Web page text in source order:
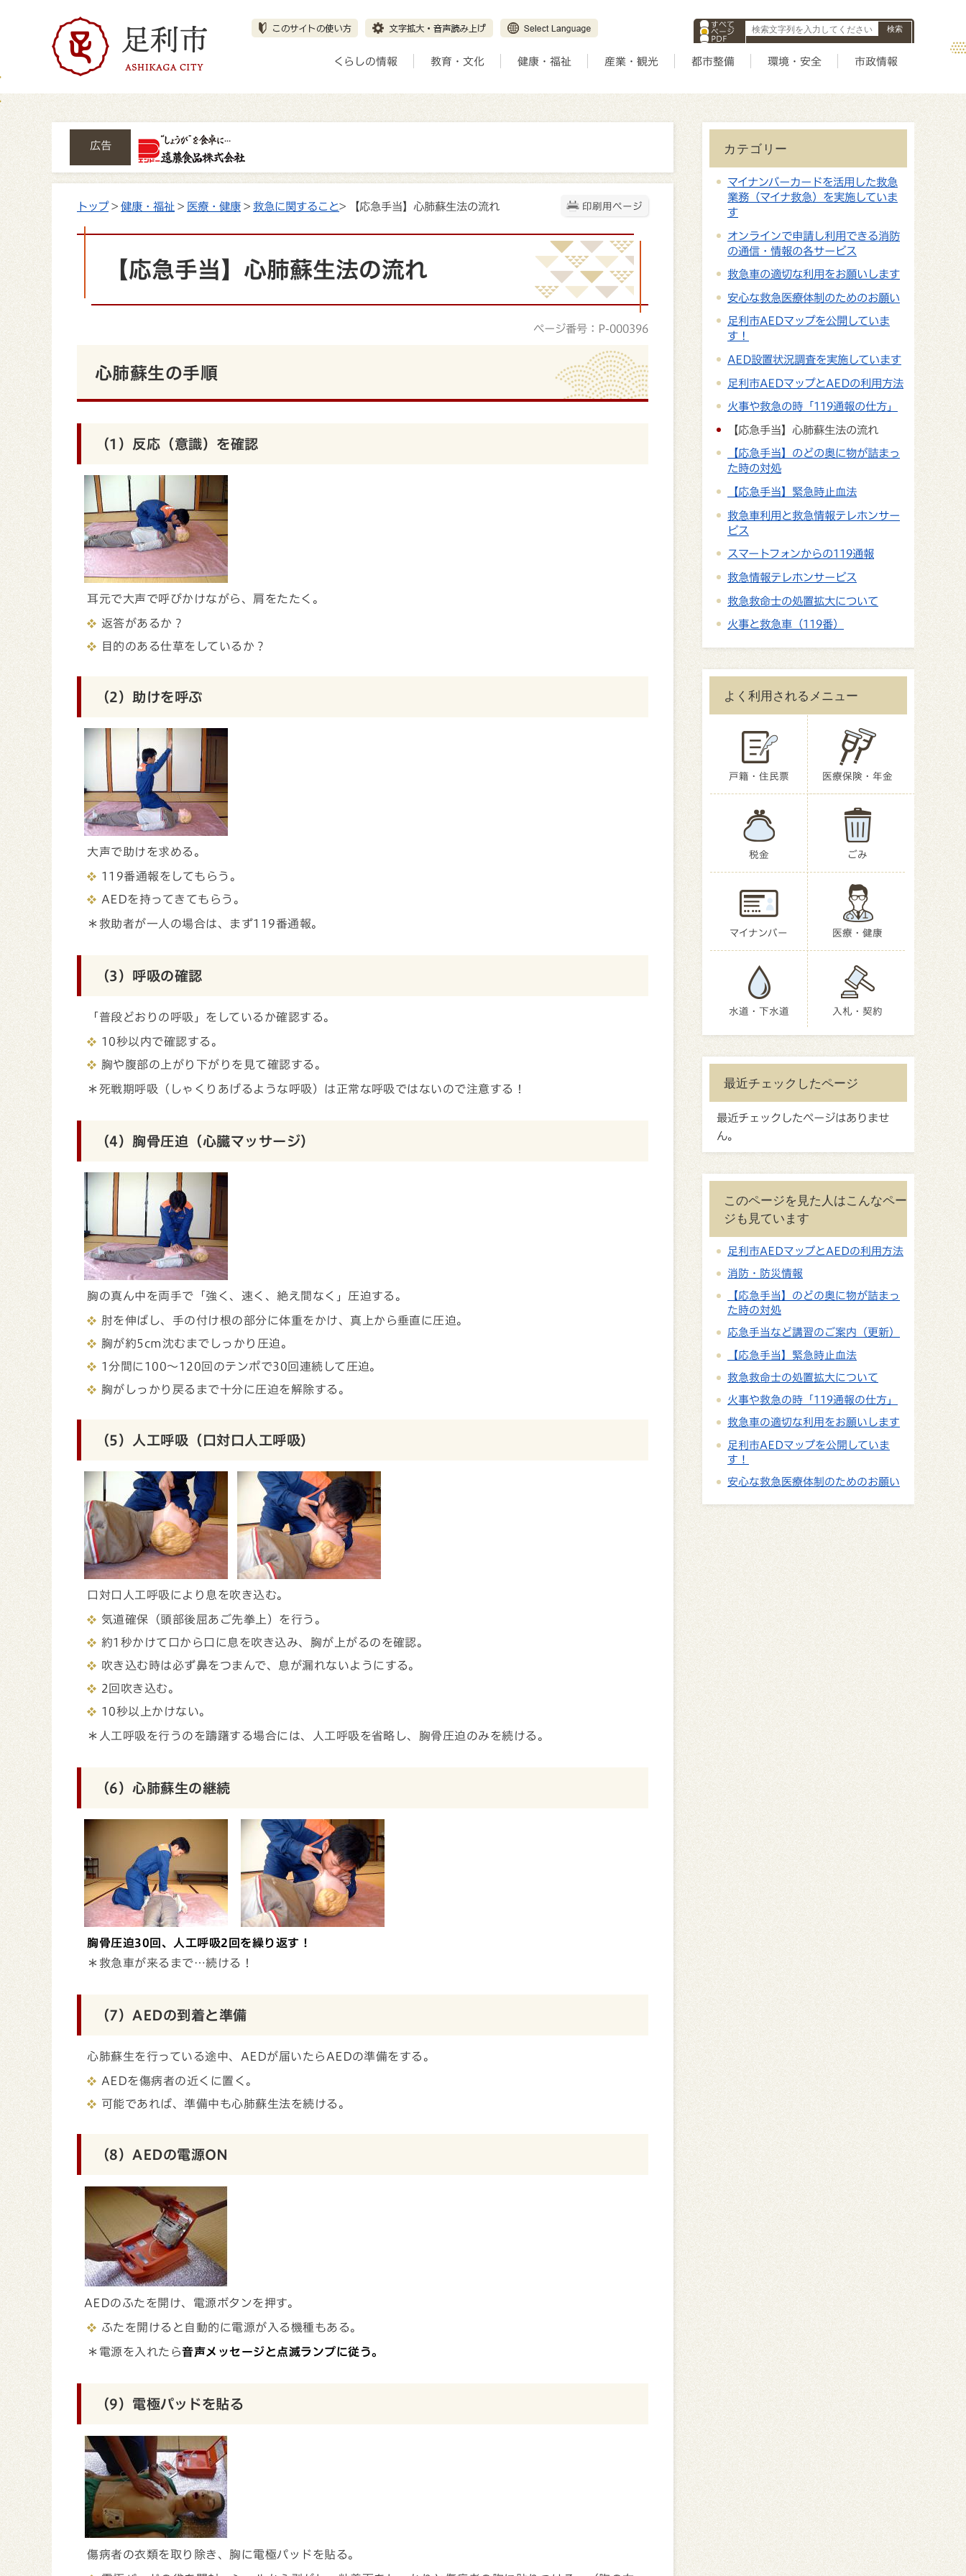
すべて
ページ
PDF
ID
くらしの情報 教育・文化 健康・福祉 産業・観光 都市整備 環境・安全 市政情報
広告
印刷用ページ
トップ> 健康・福祉 > 医療・健康 > 救急に関すること> 【応急手当】心肺蘇生法の流れ
【応急手当】心肺蘇生法の流れ
ページ番号：P-000396
心肺蘇生の手順
（1）反応（意識）を確認
耳元で大声で呼びかけながら、肩をたたく。
返答があるか？
目的のある仕草をしているか？
（2）助けを呼ぶ
大声で助けを求める。
119番通報をしてもらう。
AEDを持ってきてもらう。
＊救助者が一人の場合は、まず119番通報。
（3）呼吸の確認
「普段どおりの呼吸」をしているか確認する。
10秒以内で確認する。
胸や腹部の上がり下がりを見て確認する。
＊死戦期呼吸（しゃくりあげるような呼吸）は正常な呼吸ではないので注意する！
（4）胸骨圧迫（心臓マッサージ）
胸の真ん中を両手で「強く、速く、絶え間なく」圧迫する。
肘を伸ばし、手の付け根の部分に体重をかけ、真上から垂直に圧迫。
胸が約5cm沈むまでしっかり圧迫。
1分間に100～120回のテンポで30回連続して圧迫。
胸がしっかり戻るまで十分に圧迫を解除する。
（5）人工呼吸（口対口人工呼吸）
口対口人工呼吸により息を吹き込む。
気道確保（頭部後屈あご先拳上）を行う。
約1秒かけて口から口に息を吹き込み、胸が上がるのを確認。
吹き込む時は必ず鼻をつまんで、息が漏れないようにする。
2回吹き込む。
10秒以上かけない。
＊人工呼吸を行うのを躊躇する場合には、人工呼吸を省略し、胸骨圧迫のみを続ける。
（6）心肺蘇生の継続
胸骨圧迫30回、人工呼吸2回を繰り返す！
＊救急車が来るまで…続ける！
（7）AEDの到着と準備
心肺蘇生を行っている途中、AEDが届いたらAEDの準備をする。
AEDを傷病者の近くに置く。
可能であれば、準備中も心肺蘇生法を続ける。
（8）AEDの電源ON
AEDのふたを開け、電源ボタンを押す。
ふたを開けると自動的に電源が入る機種もある。
＊電源を入れたら音声メッセージと点滅ランプに従う。
（9）電極パッドを貼る
傷病者の衣類を取り除き、胸に電極パッドを貼る。
カテゴリー
マイナンバーカードを活用した救急
業務（マイナ救急）を実施していま
す
オンラインで申請し利用できる消防
の通信・情報の各サービス
救急車の適切な利用をお願いします
安心な救急医療体制のためのお願い
足利市AEDマップを公開していま
す！
AED設置状況調査を実施しています
足利市AEDマップとAEDの利用方法
火事や救急の時「119通報の仕方」
【応急手当】心肺蘇生法の流れ
【応急手当】のどの奥に物が詰まっ
た時の対処
【応急手当】緊急時止血法
救急車利用と救急情報テレホンサー
ビス
スマートフォンからの119通報
救急情報テレホンサービス
救急救命士の処置拡大について
火事と救急車（119番）
よく利用されるメニュー
戸籍・住民票 医療保険・年金
税金 ごみ
マイナンバー 医療・健康
水道・下水道 入札・契約
最近チェックしたページ
最近チェックしたページはありませ
ん。
このページを見た人はこんなペー
ジも見ています
足利市AEDマップとAEDの利用方法
消防・防災情報
【応急手当】のどの奥に物が詰まっ
た時の対処
応急手当など講習のご案内（更新）
【応急手当】緊急時止血法
救急救命士の処置拡大について
火事や救急の時「119通報の仕方」
救急車の適切な利用をお願いします
足利市AEDマップを公開していま
す！
安心な救急医療体制のためのお願い